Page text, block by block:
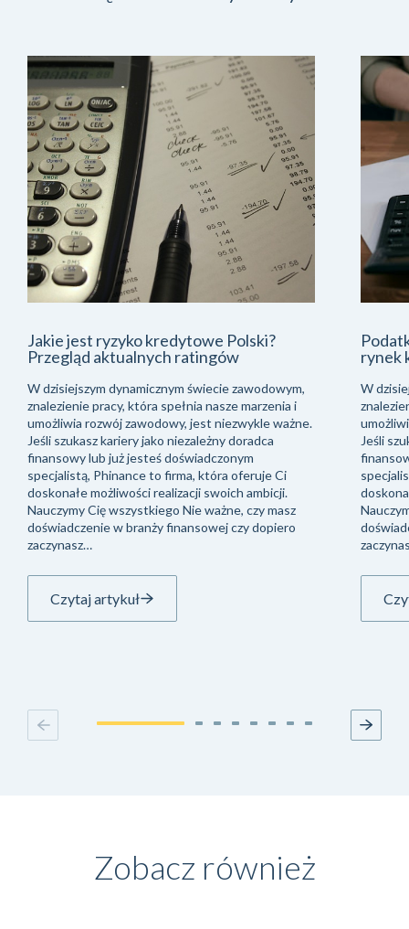
Jakie jest ryzyko kredytowe Polski?
Przegląd aktualnych ratingów
W dzisiejszym dynamicznym świecie zawodowym,
znalezienie pracy, która spełnia nasze marzenia i
umożliwia rozwój zawodowy, jest niezwykle ważne.
Jeśli szukasz kariery jako niezależny doradca
finansowy lub już jesteś doświadczonym
specjalistą, Phinance to firma, która oferuje Ci
doskonałe możliwości realizacji swoich ambicji.
Nauczymy Cię wszystkiego Nie ważne, czy masz
doświadczenie w branży finansowej czy dopiero
zaczynasz…
Czytaj artykuł
rynek
W
Jeśli
Zobacz również